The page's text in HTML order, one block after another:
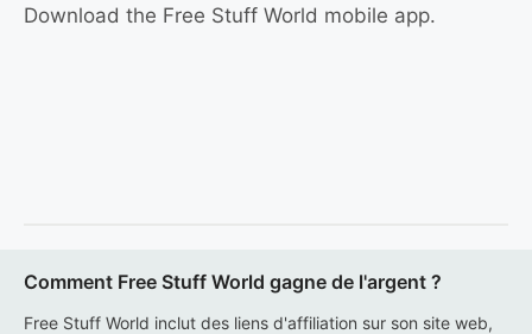
Download the Free Stuff World mobile app.
Comment Free Stuff World gagne de l'argent ?
Free Stuff World inclut des liens d'affiliation sur son site web,